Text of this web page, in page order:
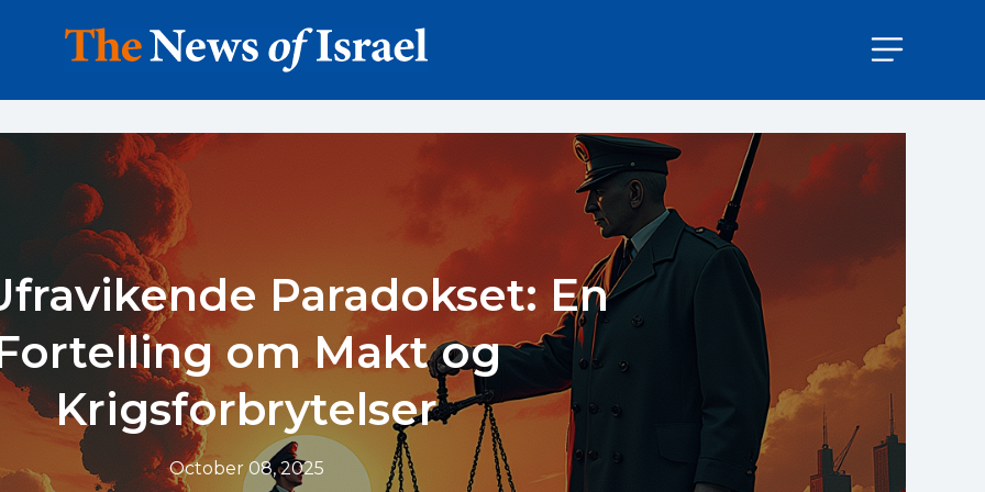
Paradokset: En
om Makt og
Krigsforbrytelser
October 08, 2025